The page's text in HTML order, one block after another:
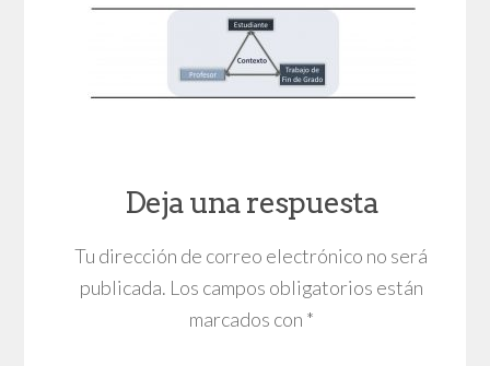
Deja una respuesta
Tu dirección de correo electrónico no será
publicada. Los campos obligatorios están
marcados con *